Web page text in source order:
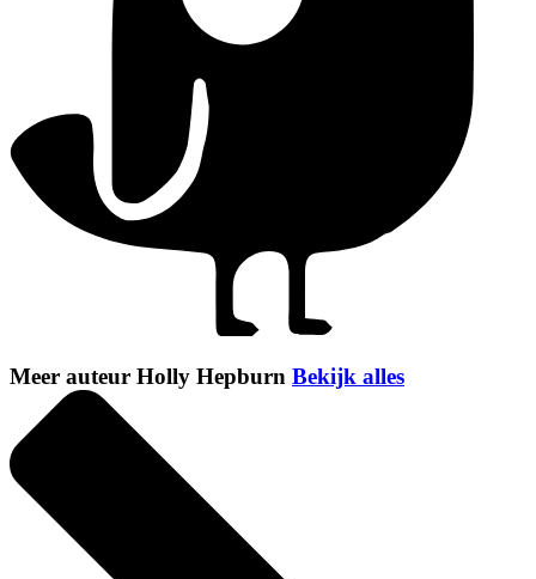
Meer auteur Holly Hepburn Bekijk alles